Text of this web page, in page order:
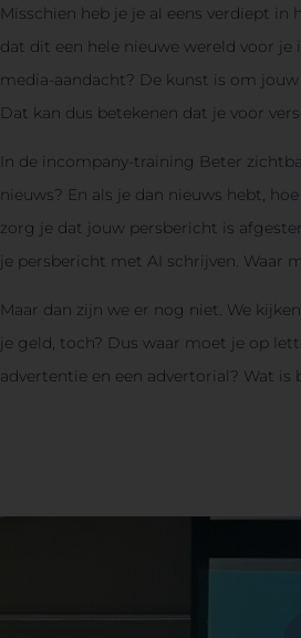
Misschien heb je je al eens verdiept
dat dit een hele nieuwe wereld voor
media-aandacht? De kunst is om
Dat kan dus betekenen dat je voor
In de incompany-training Beter
nieuws? En als je dan nieuws hebt,
zorg je dat jouw persbericht is
je persbericht met AI schrijven. Waar
Maar dan zijn we er nog niet. We
je geld, toch? Dus waar moet je op
advertentie en een advertorial? Wat